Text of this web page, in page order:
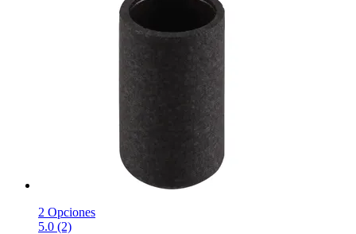
2 Opciones
5.0 (2)